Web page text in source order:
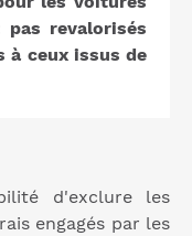
revalorisés
à ceux issus de
d'exclure les
engagés par les